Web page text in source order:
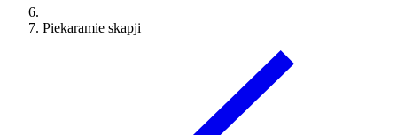
Piekaramie skapji